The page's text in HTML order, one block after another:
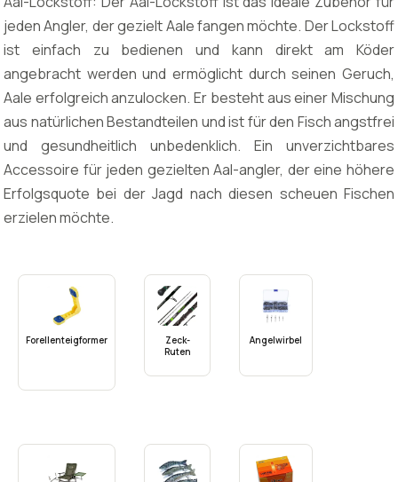
jeden Angler, der gezielt Aale fangen möchte. Der Lockstoff
ist einfach zu bedienen und kann direkt am Köder
angebracht werden und ermöglicht durch seinen Geruch,
Aale erfolgreich anzulocken. Er besteht aus einer Mischung
aus natürlichen Bestandteilen und ist für den Fisch angstfrei
und gesundheitlich unbedenklich. Ein unverzichtbares
Accessoire für jeden gezielten Aal-angler, der eine höhere
Erfolgsquote bei der Jagd nach diesen scheuen Fischen
erzielen möchte.
Forellenteigformer
Zeck-
Ruten
Angelwirbel